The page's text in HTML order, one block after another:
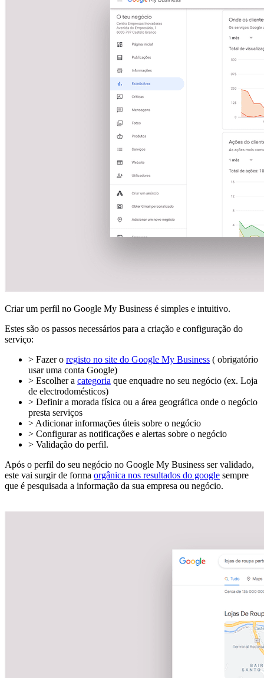
Criar um perfil no Google My Business é simples e intuitivo.
Estes são os passos necessários para a criação e configuração do
serviço:
> Fazer o registo no site do Google My Business ( obrigatório
usar uma conta Google)
> Escolher a categoria que enquadre no seu negócio (ex. Loja
de electrodomésticos)
> Definir a morada física ou a área geográfica onde o negócio
presta serviços
> Adicionar informações úteis sobre o negócio
> Configurar as notificações e alertas sobre o negócio
> Validação do perfil.
Após o perfil do seu negócio no Google My Business ser validado,
este vai surgir de forma orgânica nos resultados do google sempre
que é pesquisada a informação da sua empresa ou negócio.